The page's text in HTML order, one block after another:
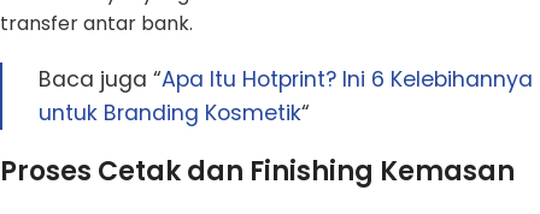
transfer antar bank.
Baca juga “Apa Itu Hotprint? Ini 6 Kelebihannya
untuk Branding Kosmetik“
Proses Cetak dan Finishing Kemasan